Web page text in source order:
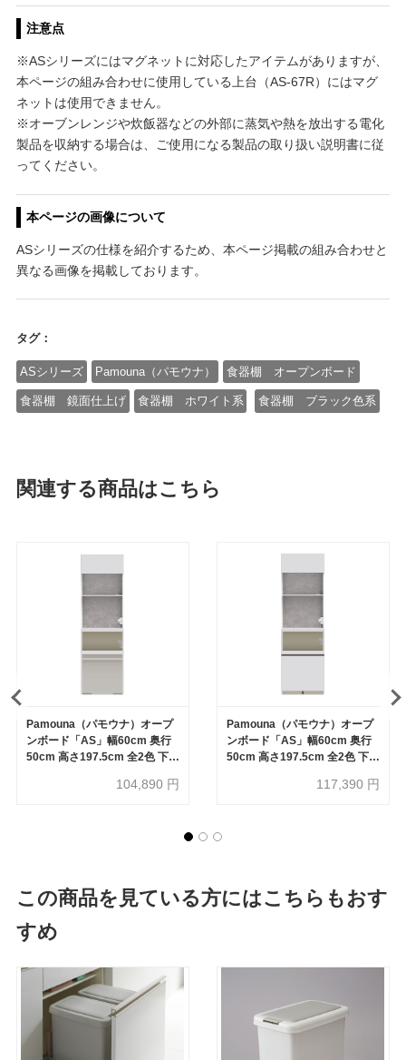
注意点
※ASシリーズにはマグネットに対応したアイテムがありますが、
本ページの組み合わせに使用している上台（AS-67R）にはマグ
ネットは使用できません。
※オーブンレンジや炊飯器などの外部に蒸気や熱を放出する電化
製品を収納する場合は、ご使用になる製品の取り扱い説明書に従
ってください。
本ページの画像について
ASシリーズの仕様を紹介するため、本ページ掲載の組み合わせと
異なる画像を掲載しております。
タグ：
ASシリーズ Pamouna（パモウナ） 食器棚 オープンボード
食器棚 鏡面仕上げ 食器棚 ホワイト系 食器棚 ブラック色系
関連する商品はこちら
Pamouna（パモウナ）オープ
ンボード「AS」幅60cm 奥行
50cm 高さ197.5cm 全2色 下台
104,890 円
Pamouna（パモウナ）オープ
ンボード「AS」幅60cm 奥行
50cm 高さ197.5cm 全2色 下台
117,390 円
この商品を見ている方にはこちらもおす
すめ